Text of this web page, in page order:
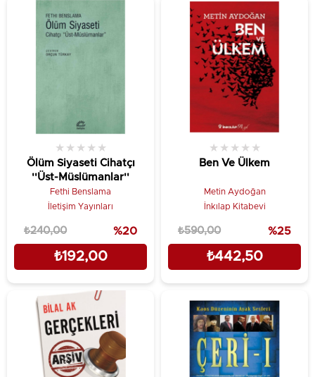
Ölüm Siyaseti Cihatçı
''Üst-Müslümanlar''
★ ★ ★ ★ ★
Fethi Benslama
İletişim Yayınları
₺192,00
₺240,00 %20
Ben Ve Ülkem
★ ★ ★ ★ ★
Metin Aydoğan
İnkılap Kitabevi
₺442,50
₺590,00 %25